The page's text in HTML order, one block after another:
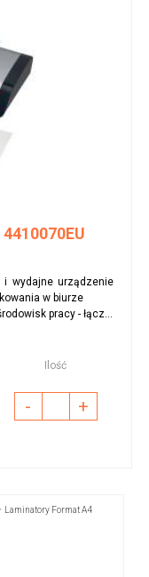
i wydajne urządzenie
w biurze
pracy - łącz...
Ilość
- +
Laminatory Format A4